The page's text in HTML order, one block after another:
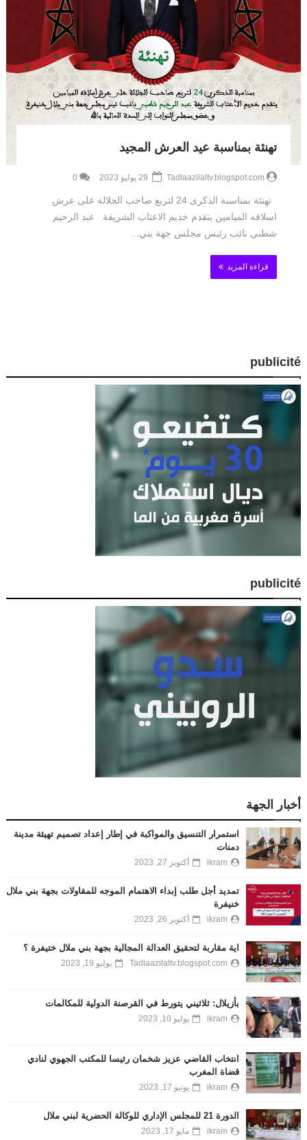
تهنئة بمناسبة عيد العرش المجيد
Tadlaazilaltv.blogspot.com
0
تهنئة بمناسبة الذكرى 24 لتربع صاحب الجلالة على عرش
اسلافه الميامين يتقدم خديم الاعتاب الشريفة عبد الرحيم
شطبي نائب رئيس مجلس جهة بني...
قراءة المزيد
publicité
publicité
أخبار الجهة
استمرار التنسيق والمواكبة في إطار إعداد تصميم تهيئة مدينة
دمنات
ikram أكتوبر 27, 2023
تمديد أجل طلب إبداء الاهتمام الموجه للمقاولات بجهة بني ملال
خنيفرة
ikram أكتوبر 26, 2023
اية مقاربة لتحقيق العدالة المجالية بجهة بني ملال ختيفرة ؟
Tadlaazilaltv.blogspot.com يوليو 19, 2023
بأزيلال: ثلاثيني يتورط في القرصنة الدولية للمكالمات
ikram يوليو 10, 2023
انتخاب القاضي عزيز شخمان رئيسا للمكتب الجهوي لنادي
قضاة المغرب
ikram يونيو 17, 2023
الدورة 21 للمجلس الإداري للوكالة الحضرية لبني ملال
ikram مايو 17, 2023